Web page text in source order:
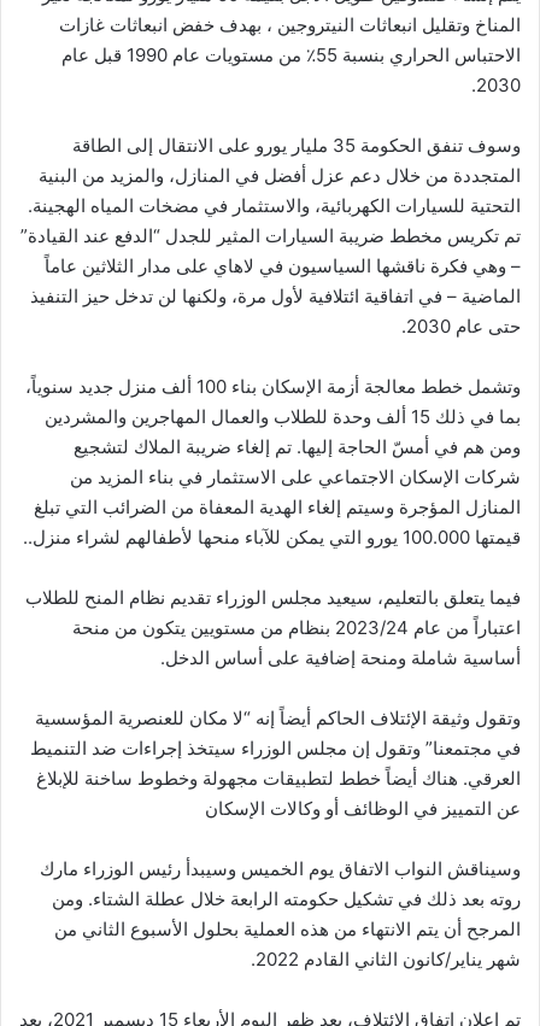
المناخ وتقليل انبعاثات النيتروجين ، بهدف خفض انبعاثات غازات
الاحتباس الحراري بنسبة 55٪ من مستويات عام 1990 قبل عام
2030.
وسوف تنفق الحكومة 35 مليار يورو على الانتقال إلى الطاقة
المتجددة من خلال دعم عزل أفضل في المنازل، والمزيد من البنية
التحتية للسيارات الكهربائية، والاستثمار في مضخات المياه الهجينة.
تم تكريس مخطط ضريبة السيارات المثير للجدل “الدفع عند القيادة”
– وهي فكرة ناقشها السياسيون في لاهاي على مدار الثلاثين عاماً
الماضية – في اتفاقية ائتلافية لأول مرة، ولكنها لن تدخل حيز التنفيذ
حتى عام 2030.
وتشمل خطط معالجة أزمة الإسكان بناء 100 ألف منزل جديد سنوياً،
بما في ذلك 15 ألف وحدة للطلاب والعمال المهاجرين والمشردين
ومن هم في أمسّ الحاجة إليها. تم إلغاء ضريبة الملاك لتشجيع
شركات الإسكان الاجتماعي على الاستثمار في بناء المزيد من
المنازل المؤجرة وسيتم إلغاء الهدية المعفاة من الضرائب التي تبلغ
قيمتها 100.000 يورو التي يمكن للآباء منحها لأطفالهم لشراء منزل..
فيما يتعلق بالتعليم، سيعيد مجلس الوزراء تقديم نظام المنح للطلاب
اعتباراً من عام 2023/24 بنظام من مستويين يتكون من منحة
أساسية شاملة ومنحة إضافية على أساس الدخل.
وتقول وثيقة الإئتلاف الحاكم أيضاً إنه “لا مكان للعنصرية المؤسسية
في مجتمعنا” وتقول إن مجلس الوزراء سيتخذ إجراءات ضد التنميط
العرقي. هناك أيضاً خطط لتطبيقات مجهولة وخطوط ساخنة للإبلاغ
عن التمييز في الوظائف أو وكالات الإسكان
وسيناقش النواب الاتفاق يوم الخميس وسيبدأ رئيس الوزراء مارك
روته بعد ذلك في تشكيل حكومته الرابعة خلال عطلة الشتاء. ومن
المرجح أن يتم الانتهاء من هذه العملية بحلول الأسبوع الثاني من
شهر يناير/كانون الثاني القادم 2022.
تم إعلان اتفاق الائتلاف، بعد ظهر اليوم الأربعاء 15 ديسمبر 2021، بعد